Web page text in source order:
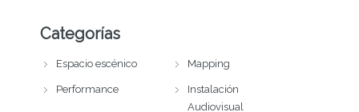
Categorías
Espacio escénico Mapping
Performance
Instalación
Audiovisual